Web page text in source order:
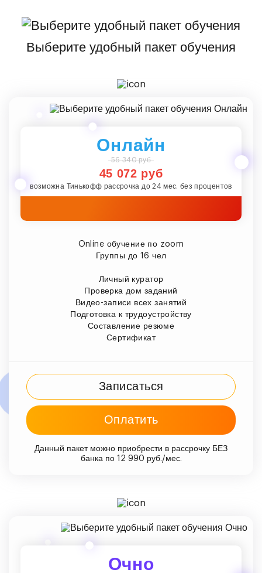
Выберите удобный пакет обучения
Онлайн
56 340 руб
45 072 руб
возможна Тинькофф рассрочка до 24 мес. без процентов
Online обучение по zoom
Группы до 16 чел
Личный куратор
Проверка дом заданий
Видео-записи всех занятий
Подготовка к трудоустройству
Составление резюме
Сертификат
Записаться
Оплатить
Данный пакет можно приобрести в рассрочку БЕЗ
банка по 12 990 руб./мес.
Очно